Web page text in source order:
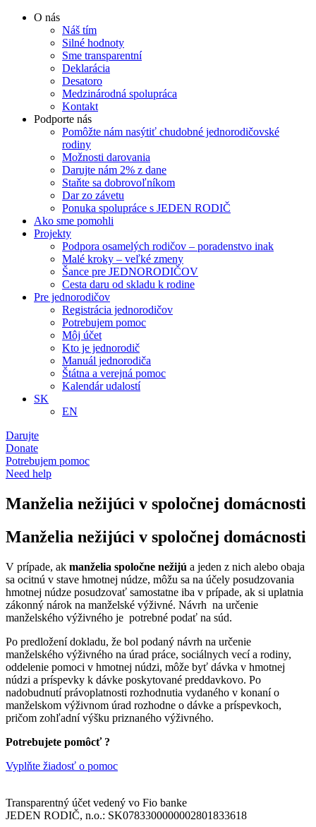
O nás
Náš tím
Silné hodnoty
Sme transparentní
Deklarácia
Desatoro
Medzinárodná spolupráca
Kontakt
Podporte nás
Pomôžte nám nasýtiť chudobné jednorodičovské
rodiny
Možnosti darovania
Darujte nám 2% z dane
Staňte sa dobrovoľníkom
Dar zo závetu
Ponuka spolupráce s JEDEN RODIČ
Ako sme pomohli
Projekty
Podpora osamelých rodičov – poradenstvo inak
Malé kroky – veľké zmeny
Šance pre JEDNORODIČOV
Cesta daru od skladu k rodine
Pre jednorodičov
Registrácia jednorodičov
Potrebujem pomoc
Môj účet
Kto je jednorodič
Manuál jednorodiča
Štátna a verejná pomoc
Kalendár udalostí
SK
EN
Darujte
Donate
Potrebujem pomoc
Need help
Manželia nežijúci v spoločnej domácnosti
Manželia nežijúci v spoločnej domácnosti
V prípade, ak manželia spoločne nežijú a jeden z nich alebo obaja
sa ocitnú v stave hmotnej núdze, môžu sa na účely posudzovania
hmotnej núdze posudzovať samostatne iba v prípade, ak si uplatnia
zákonný nárok na manželské výživné. Návrh na určenie
manželského výživného je potrebné podať na súd.
Po predložení dokladu, že bol podaný návrh na určenie
manželského výživného na úrad práce, sociálnych vecí a rodiny,
oddelenie pomoci v hmotnej núdzi, môže byť dávka v hmotnej
núdzi a príspevky k dávke poskytované preddavkovo. Po
nadobudnutí právoplatnosti rozhodnutia vydaného v konaní o
manželskom výživnom úrad rozhodne o dávke a príspevkoch,
pričom zohľadní výšku priznaného výživného.
Potrebujete pomôcť ?
Vyplňte žiadosť o pomoc
Transparentný účet vedený vo Fio banke
JEDEN RODIČ, n.o.: SK0783300000002801833618